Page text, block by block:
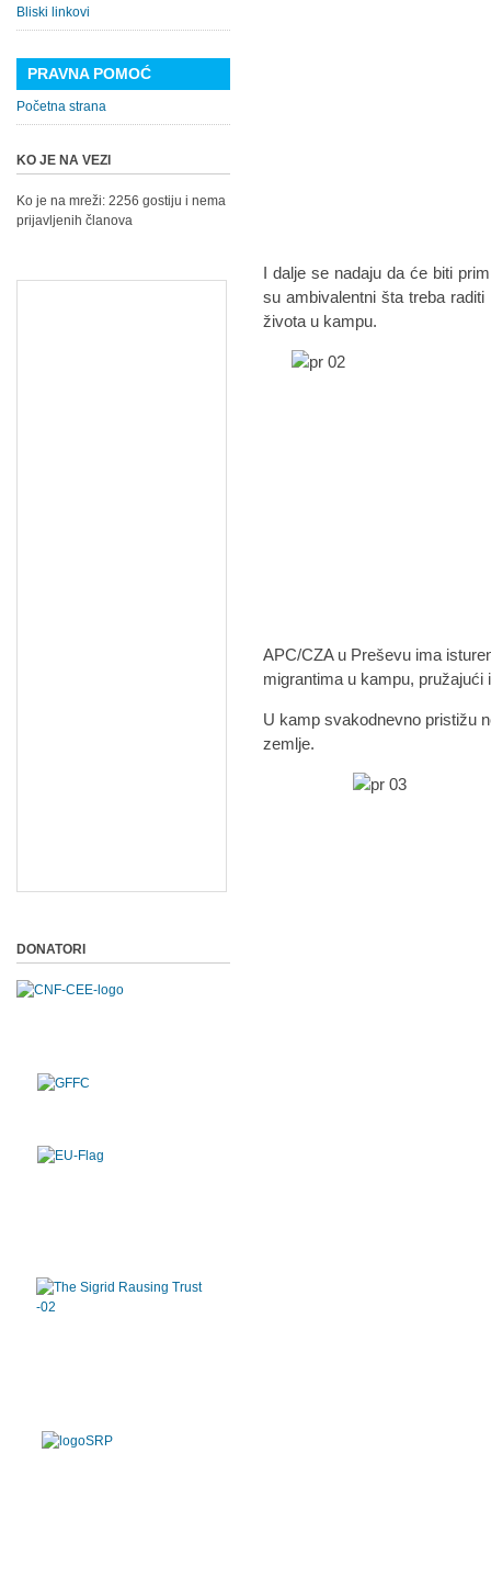
I dalje se nadaju da će biti
su ambivalentni šta treba
života u kampu.
APC/CZA u Preševu ima
migrantima u kampu,
U kamp svakodnevno pristižu
zemlje.
Bliski linkovi
PRAVNA POMOĆ
Početna strana
KO JE NA VEZI
Ko je na mreži: 2256 gostiju i nema
prijavljenih članova
DONATORI